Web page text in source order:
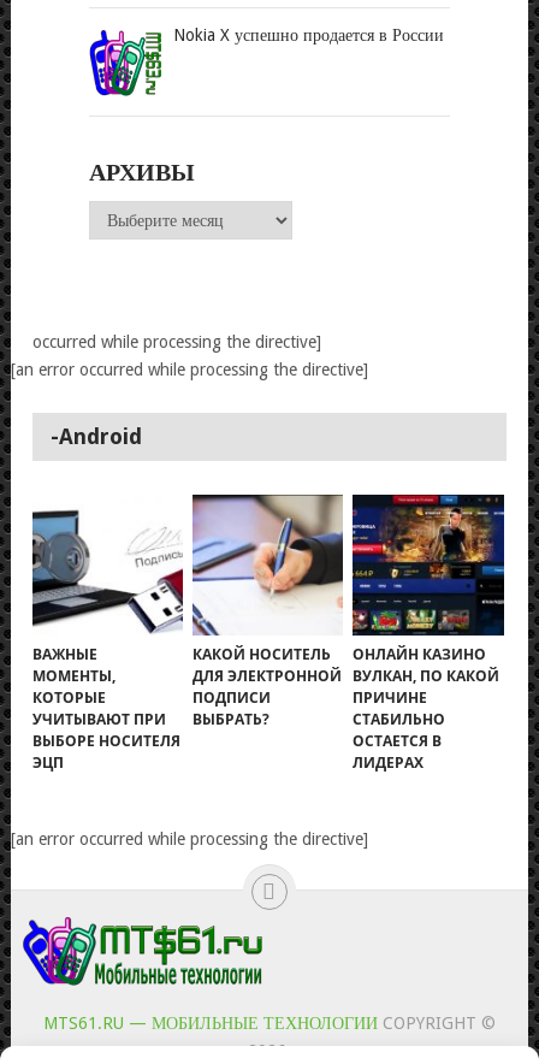
Nokia X успешно продается в России
АРХИВЫ
Архивы
occurred while processing the directive]
[an error occurred while processing the directive]
-Android
ВАЖНЫЕ
МОМЕНТЫ,
КОТОРЫЕ
УЧИТЫВАЮТ ПРИ
ВЫБОРЕ НОСИТЕЛЯ
ЭЦП
КАКОЙ НОСИТЕЛЬ
ДЛЯ ЭЛЕКТРОННОЙ
ПОДПИСИ
ВЫБРАТЬ?
ОНЛАЙН КАЗИНО
ВУЛКАН, ПО КАКОЙ
ПРИЧИНЕ
СТАБИЛЬНО
ОСТАЕТСЯ В
ЛИДЕРАХ
[an error occurred while processing the directive]
MTS61.RU — МОБИЛЬНЫЕ ТЕХНОЛОГИИCOPYRIGHT ©
2026.